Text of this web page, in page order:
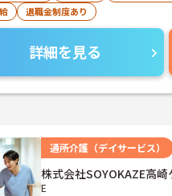
退職金制度あり
詳細を見る
通所介護（デイサービス）
株式会社SOYOKAZE高
E